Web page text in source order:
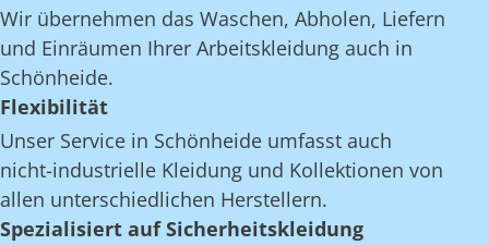
Wir übernehmen das Waschen, Abholen, Liefern
und Einräumen Ihrer Arbeitskleidung auch in
Schönheide.
Flexibilität
Unser Service in Schönheide umfasst auch
nicht-industrielle Kleidung und Kollektionen von
allen unterschiedlichen Herstellern.
Spezialisiert auf Sicherheitskleidung